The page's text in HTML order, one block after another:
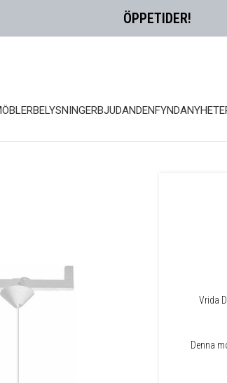
ÖPPETIDER!
BELYSNINGERBJUDANDENFYNDA
Vrida
Denna